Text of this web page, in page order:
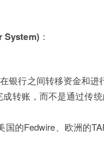
System)：
银行之间转移资金和进
转账，而不是通过传
的Fedwire、欧洲的